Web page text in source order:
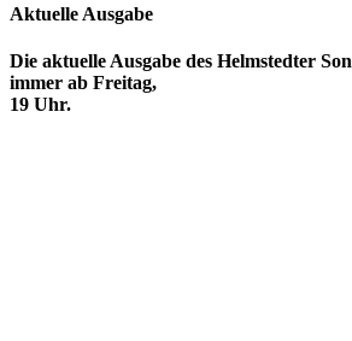
Aktuelle Ausgabe
Die aktuelle Ausgabe des Helmstedter
immer ab Freitag,
19 Uhr.